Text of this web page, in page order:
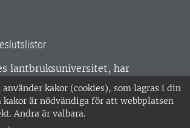
använder kakor (cookies), som lagras i din
kakor är nödvändiga för att webbplatsen
Andra är valbara.
lantbruksuniversitet, har
över hela Sverige. Huvudorter är
och Umeå.SLU är
enligt ISO 14001. •